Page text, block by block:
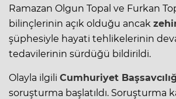
Ramazan Olgun Topal ve Furkan
bilinçlerinin açık olduğu ancak
şüphesiyle hayati tehlikelerinin
tedavilerinin sürdüğü bildirildi.
Olayla ilgili Cumhuriyet
soruşturma başlatıldı. Soruşturma